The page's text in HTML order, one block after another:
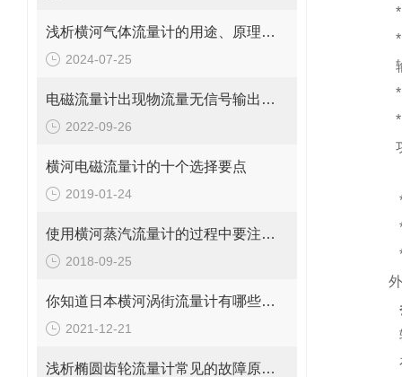
浅析横河气体流量计的用途、原理和使用方法
2024-07-25
电磁流量计出现物流量无信号输出问题应这样解决
2022-09-26
横河电磁流量计的十个选择要点
2019-01-24
使用横河蒸汽流量计的过程中要注意以下四个细节
2018-09-25
你知道日本横河涡街流量计有哪些结构优势吗？
2021-12-21
浅析椭圆齿轮流量计常见的故障原因和处理对策